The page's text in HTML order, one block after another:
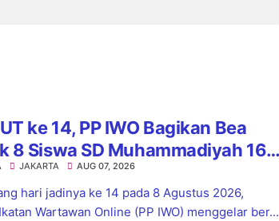
ke 14, PP IWO Bagikan Bea
8 Siswa SD Muhammadiyah 16
JAKARTA AUG 07, 2026
hari jadinya ke 14 pada 8 Agustus 2026,
Wartawan Online (PP IWO) menggelar ber...